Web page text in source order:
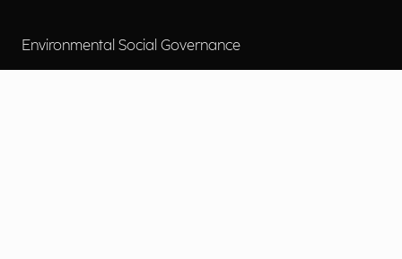
Environmental Social Governance